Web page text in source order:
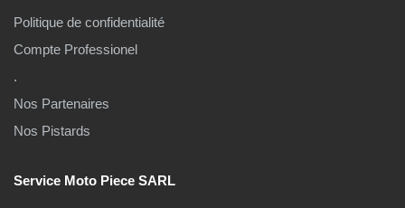
Politique de confidentialité
Compte Professionel
.
Nos Partenaires
Nos Pistards
Service Moto Piece SARL